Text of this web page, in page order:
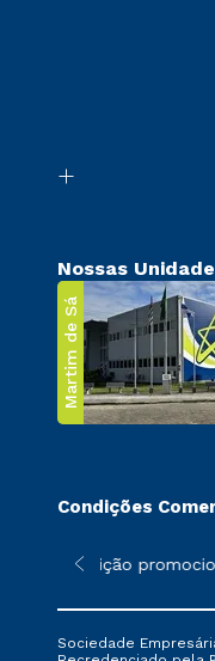
Nossas
Martim de Sá
Condições
nos períodos
*A condição
Sociedade